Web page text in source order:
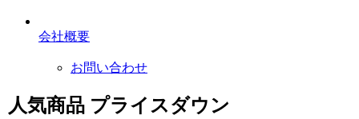
会社概要
お問い合わせ
人気商品 プライスダウン